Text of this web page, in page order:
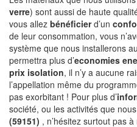
verre) sont aussi de haute
vous allez bénéficierd’un
de leur consommation, vous
système que nous installerons
permettra plus d’economies
prix isolation, il n’y a aucune
l’appellation même du
pas exorbitant ! Pour plus d’
société, ou les activités que
(59151) , n’hésitez surtout pas